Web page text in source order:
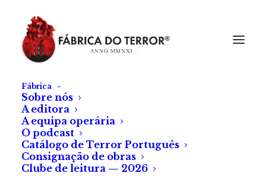
Fábrica
Sobre nós
A editora
A equipa operária
O podcast
Catálogo de Terror Português
Consignação de obras
Clube de leitura — 2026